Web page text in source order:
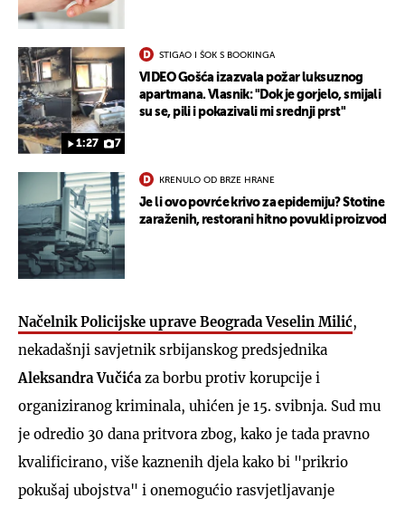
1:27 7
STIGAO I ŠOK S BOOKINGA
VIDEO Gošća izazvala požar luksuznog
apartmana. Vlasnik: "Dok je gorjelo, smijali
su se, pili i pokazivali mi srednji prst"
KRENULO OD BRZE HRANE
Je li ovo povrće krivo za epidemiju? Stotine
zaraženih, restorani hitno povukli proizvod
Načelnik Policijske uprave BeogradaVeselin Milić,
nekadašnji savjetnik srbijanskog predsjednika
Aleksandra Vučića za borbu protiv korupcije i
organiziranog kriminala, uhićen je 15. svibnja. Sud mu
je odredio 30 dana pritvora zbog, kako je tada pravno
kvalificirano, više kaznenih djela kako bi "prikrio
pokušaj ubojstva" i onemogućio rasvjetljavanje